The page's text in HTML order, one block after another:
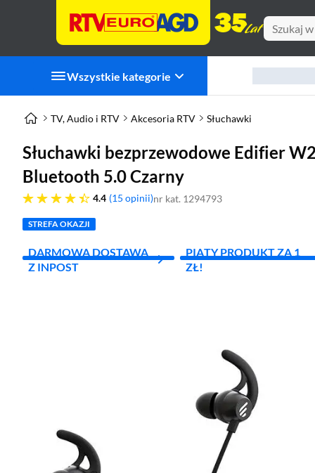
Wszystkie kategorie
TV, Audio i RTV Akcesoria RTV Słuchawki
Słuchawki bezprzewodowe Edifier
Bluetooth 5.0 Czarny
4.4
4.4 gwiazdek 15 opinii nr kat. 1294793
STREFA OKAZJI
DARMOWA DOSTAWA
Z INPOST
PIĄTY PRODUKT ZA 1
ZŁ!